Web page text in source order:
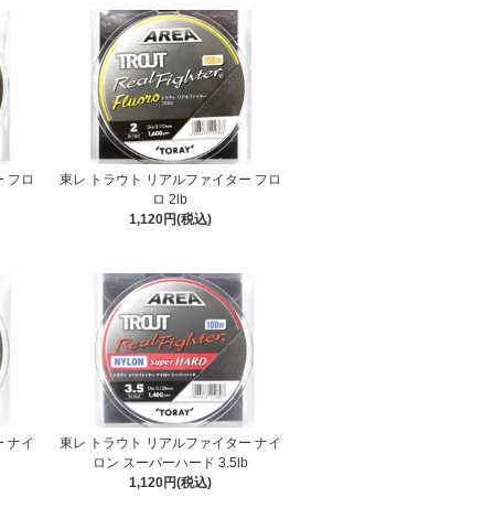
フロ
東レ トラウト リアルファイター フロ
ロ 2lb
1,120円(税込)
ナイ
東レ トラウト リアルファイター ナイ
ロン スーパーハード 3.5lb
1,120円(税込)